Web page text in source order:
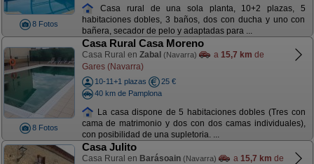
8 Fotos
Casa rural de una sola planta, 10+2 plazas, 5
habitaciones dobles, 3 baños, dos con ducha y uno con
bañera, secador de pelo y adaptadas para ...
8 Fotos
Casa Rural Casa Moreno
Casa Rural en Zabal (Navarra) a 15,7 km de
Gares (Navarra)
10-11+1 plazas
25 €
40 km de Pamplona
La casa dispone de 5 habitaciones dobles (Tres con
cama de matrimonio y dos con dos camas individuales),
con posibilidad de una supletoria. ...
Casa Julito
Casa Rural en Barásoain (Navarra) a 15,7 km de